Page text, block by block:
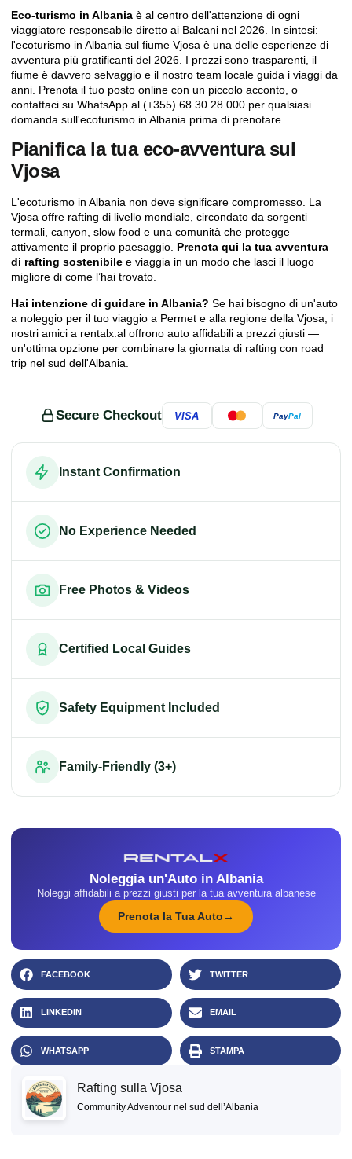
Eco-turismo in Albania è al centro dell'attenzione di ogni
viaggiatore responsabile diretto ai Balcani nel 2026. In sintesi:
l'ecoturismo in Albania sul fiume Vjosa è una delle esperienze di
avventura più gratificanti del 2026. I prezzi sono trasparenti, il
fiume è davvero selvaggio e il nostro team locale guida i viaggi da
anni. Prenota il tuo posto online con un piccolo acconto, o
contattaci su WhatsApp al (+355) 68 30 28 000 per qualsiasi
domanda sull'ecoturismo in Albania prima di prenotare.
Pianifica la tua eco-avventura sul
Vjosa
L'ecoturismo in Albania non deve significare compromesso. La
Vjosa offre rafting di livello mondiale, circondato da sorgenti
termali, canyon, slow food e una comunità che protegge
attivamente il proprio paesaggio. Prenota qui la tua avventura
di rafting sostenibile e viaggia in un modo che lasci il luogo
migliore di come l’hai trovato.
Hai intenzione di guidare in Albania? Se hai bisogno di un'auto
a noleggio per il tuo viaggio a Permet e alla regione della Vjosa, i
nostri amici a rentalx.al offrono auto affidabili a prezzi giusti —
un'ottima opzione per combinare la giornata di rafting con road
trip nel sud dell'Albania.
Secure Checkout VISA PayPal
Instant Confirmation
No Experience Needed
Free Photos & Videos
Certified Local Guides
Safety Equipment Included
Family-Friendly (3+)
Noleggia un'Auto in Albania
Noleggi affidabili a prezzi giusti per la tua avventura albanese
Prenota la Tua Auto
FACEBOOK TWITTER
LINKEDIN EMAIL
WHATSAPP STAMPA
Rafting sulla Vjosa
Community Adventour nel sud dell’Albania